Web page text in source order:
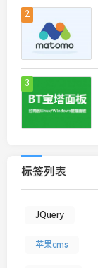
2
3
标签列表
JQuery
苹果cms